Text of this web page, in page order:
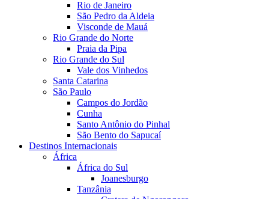
Rio de Janeiro
São Pedro da Aldeia
Visconde de Mauá
Rio Grande do Norte
Praia da Pipa
Rio Grande do Sul
Vale dos Vinhedos
Santa Catarina
São Paulo
Campos do Jordão
Cunha
Santo Antônio do Pinhal
São Bento do Sapucaí
Destinos Internacionais
África
África do Sul
Joanesburgo
Tanzânia